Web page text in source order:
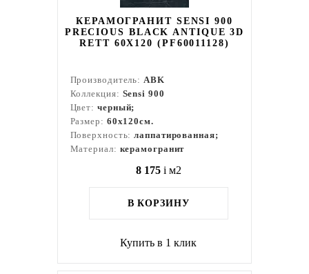
КЕРАМОГРАНИТ SENSI 900
PRECIOUS BLACK ANTIQUE 3D
RETT 60X120 (PF60011128)
Производитель:ABK
Коллекция: Sensi 900
Цвет: черный;
Размер: 60x120см.
Поверхность:лаппатированная;
Материал: керамогранит
8 175 i м2
В КОРЗИНУ
Купить в 1 клик